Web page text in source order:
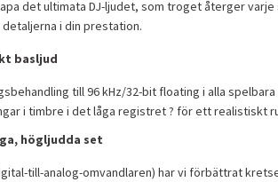
det ultimata DJ-ljudet, som troget återger
i din prestation.
basljud
till 96 kHz/32-bit floating i alla
i timbre i det låga registret ? för ett realistiskt
högljudda set
till-analog-omvandlaren) har vi förbättrat